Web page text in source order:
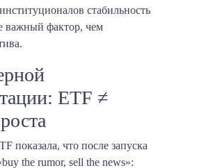
стабильность
важный фактор, чем
ETF ≠
показала, что после запуска
the rumor, sell the news»: